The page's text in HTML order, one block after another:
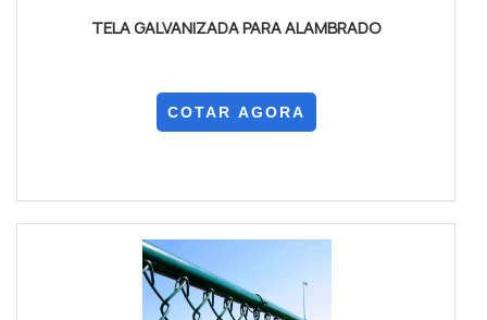
TELA GALVANIZADA PARA ALAMBRADO
COTAR AGORA